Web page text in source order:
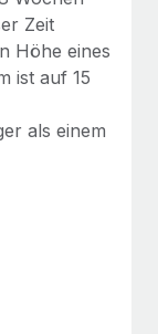
Zeit
Höhe eines
ist auf 15
als einem